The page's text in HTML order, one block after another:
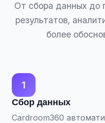
От сбора данных до
результатов,
более
1
Сбор данных
Cardroom360